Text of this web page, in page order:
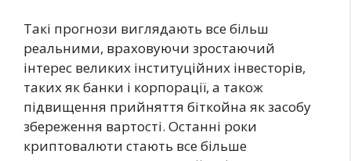
Такі прогнози виглядають все більш
реальними, враховуючи зростаючий
інтерес великих інституційних інвесторів,
таких як банки і корпорації, а також
підвищення прийняття біткойна як засобу
збереження вартості. Останні роки
криптовалюти стають все більше